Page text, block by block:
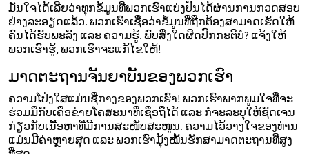
ມັ່ນໃຈໄດ້ເລີຍວ່າທຸກຂໍ້ມູນທີ່ພວກເຮົາແບ່ງປັນໄດ້ຜ່ານການກວດສອບ
ຢ່າງລະອຽດແລ້ວ. ພວກເຮົາເຊື່ອວ່າຂໍ້ມູນທີ່ຖືກຕ້ອງສາມາດເຮັດໃຫ້
ຄົນໄດ້ຮັບພະລັງ ແລະ ຄວາມຮູ້. ພົບສິ່ງໃດຜິດປົກກະຕິບໍ? ແຈ້ງໃຫ້
ພວກເຮົາຮູ້, ພວກເຮົາຈະແກ້ໄຂໃຫ້!
ມາດຕະຖານຈັນຍາບັນຂອງພວກເຮົາ
ຄວາມໂປ່ງໃສແມ່ນຊື່ກາງຂອງພວກເຮົາ! ພວກເຮົາພາກພູມໃຈທີ່ຈະ
ຮ່ວມມືກັບເຄືອຂ່າຍໂຄສະນາທີ່ເຊື່ອຖືໄດ້ ແລະ ກໍ່ຈະລະບຸໃຫ້ຊັດເຈນ
ກ່ຽວກັບເນື້ອຫາທີ່ມີການສະໜັບສະໜູນ. ຄວາມໄວ້ວາງໃຈຂອງທ່ານ
ແມ່ນມີຄ່າຫຼາຍສຸດ ແລະ ພວກເຮົາມຸ້ງໝັ້ນຮັກສາມາດຕະຖານທີ່ສູງ